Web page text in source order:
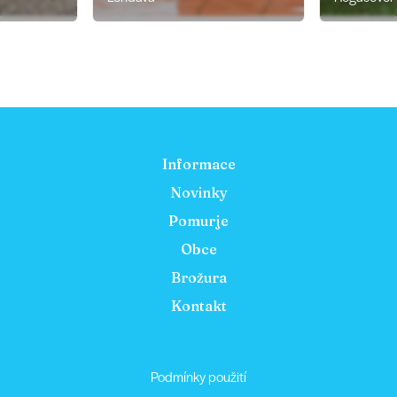
Informace
Novinky
Pomurje
Obce
Brožura
Kontakt
Podmínky použití